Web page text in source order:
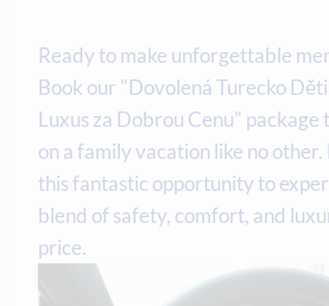
Ready to make unforgettable
Book our "Dovolená Turecko
Luxus za Dobrou Cenu"
on a family vacation like no other.
this fantastic opportunity to
blend of safety, comfort, and
price.